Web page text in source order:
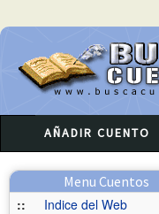
AÑADIR CUENTO
Menu Cuentos
::
Indice del Web